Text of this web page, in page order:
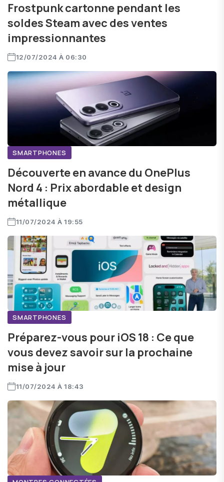
Frostpunk cartonne pendant les
soldes Steam avec des ventes
impressionnantes
12/07/2024 À 06:30
SMARTPHONES
Découverte en avance du OnePlus
Nord 4 : Prix abordable et design
métallique
11/07/2024 À 19:55
SMARTPHONES
Préparez-vous pour iOS 18 : Ce que
vous devez savoir sur la prochaine
mise à jour
11/07/2024 À 18:43